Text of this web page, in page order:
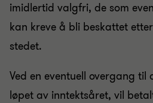
imidlertid valgfri, de som
kan kreve å bli beskattet
stedet.
Ved en eventuell overgang
løpet av inntektsåret, vil